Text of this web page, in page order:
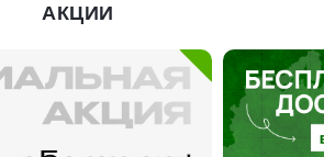
АКЦИИ